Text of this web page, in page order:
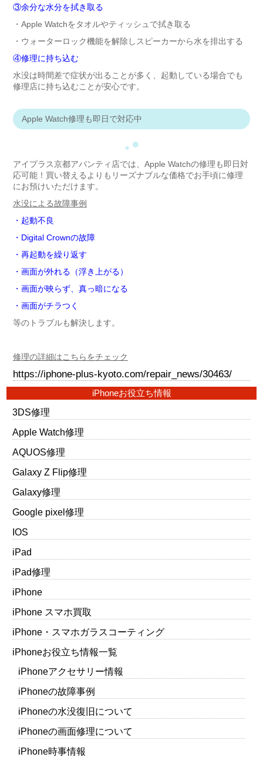
③余分な水分を拭き取る
・Apple Watchをタオルやティッシュで拭き取る
・ウォーターロック機能を解除しスピーカーから水を排出する
④修理に持ち込む
水没は時間差で症状が出ることが多く、起動している場合でも
修理店に持ち込むことが安心です。
●
Apple Watch修理も即日で対応中
●
アイプラス京都アバンティ店では、Apple Watchの修理も即日対
応可能！買い替えるよりもリーズナブルな価格でお手頃に修理
にお預けいただけます。
水没による故障事例
・起動不良
・Digital Crownの故障
・再起動を繰り返す
・画面が外れる（浮き上がる）
・画面が映らず、真っ暗になる
・画面がチラつく
等のトラブルも解決します。
修理の詳細はこちらをチェック
https://iphone-plus-kyoto.com/repair_news/30463/
iPhoneお役立ち情報
3DS修理
Apple Watch修理
AQUOS修理
Galaxy Z Flip修理
Galaxy修理
Google pixel修理
IOS
iPad
iPad修理
iPhone
iPhone スマホ買取
iPhone・スマホガラスコーティング
iPhoneお役立ち情報一覧
iPhoneアクセサリー情報
iPhoneの故障事例
iPhoneの水没復旧について
iPhoneの画面修理について
iPhone時事情報